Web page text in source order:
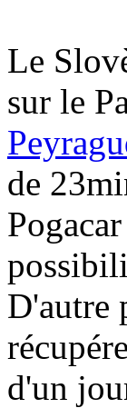
Le
sur le
de
D'autre
d'un